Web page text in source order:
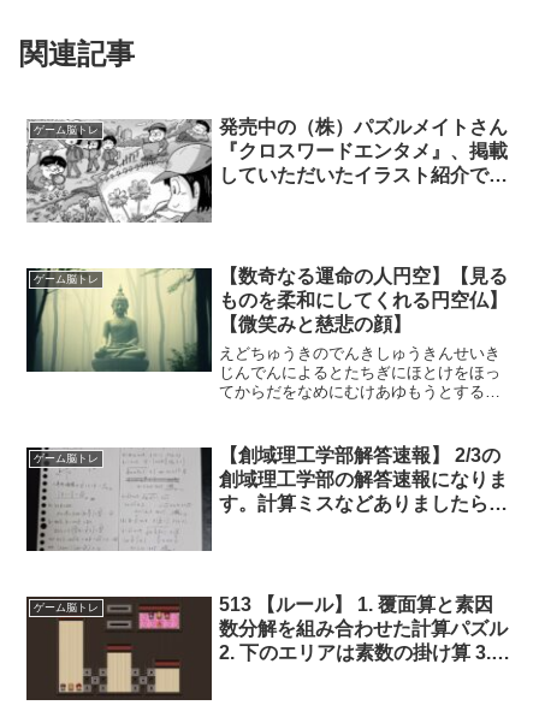
関連記事
ゲーム脳トレ
発売中の（株）パズルメイトさん
『クロスワードエンタメ』、掲載
していただいたイラスト紹介で
ゲーム脳トレ
【数奇なる運命の人円空】【見る
ものを柔和にしてくれる円空仏】
【微笑みと慈悲の顔】
えどちゅうきのでんきしゅうきんせいき
じんでんによるとたちぎにほとけをほっ
てからだをなめにむけあゆもうとするし
いひんにほっしんしぜんざいどうじとど
うぎょう にんいのりのあ...
ゲーム脳トレ
【創域理工学部解答速報】 2/3の
創域理工学部の解答速報になりま
す。計算ミスなどありましたら優
ゲーム脳トレ
513 【ルール】 1. 覆面算と素因
数分解を組み合わせた計算パズル
2. 下のエリアは素数の掛け算 3.